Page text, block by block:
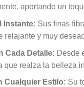
aportando un
Instante: Sus finas
relajante y muy
Cada Detalle: Desde
que realza la belleza
Cualquier Estilo: Su